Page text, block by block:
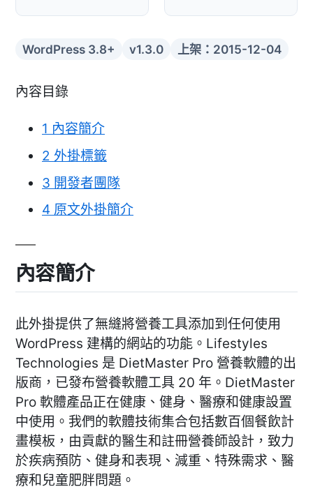
WordPress 3.8+ v1.3.0 上架：2015-12-04
內容目錄
1 內容簡介
2 外掛標籤
3 開發者團隊
4 原文外掛簡介
內容簡介
此外掛提供了無縫將營養工具添加到任何使用
WordPress 建構的網站的功能。Lifestyles
Technologies 是 DietMaster Pro 營養軟體的出
版商，已發布營養軟體工具 20 年。DietMaster
Pro 軟體產品正在健康、健身、醫療和健康設置
中使用。我們的軟體技術集合包括數百個餐飲計
畫模板，由貢獻的醫生和註冊營養師設計，致力
於疾病預防、健身和表現、減重、特殊需求、醫
療和兒童肥胖問題。